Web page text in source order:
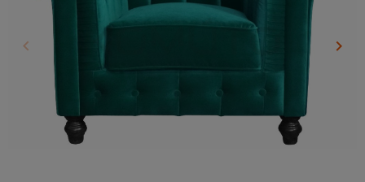
Poprzedni
keyboard_arrow_left keyboard_arrow_right